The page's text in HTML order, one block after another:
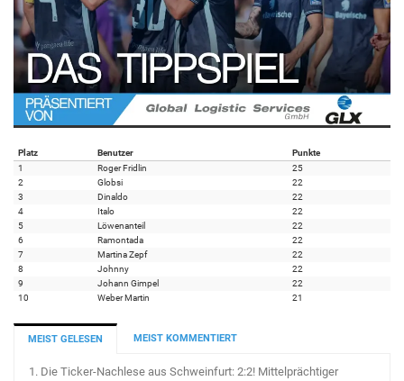
Platz Benutzer
Punkte
1
Roger Fridlin
25
2
Globsi
22
3
Dinaldo
22
4
Italo
22
5
Löwenanteil
22
6
Ramontada
22
7
Martina Zepf
22
8
Johnny
22
9
Johann Gimpel
22
10
Weber Martin 21
MEIST GELESEN MEIST KOMMENTIERT
1. Die Ticker-Nachlese aus Schweinfurt: 2:2! Mittelprächtiger